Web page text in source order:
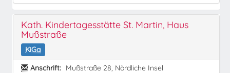
Kath. Kindertagesstätte St. Martin, Haus
Mußstraße
KiGa
Anschrift: Mußstraße 28, Nördliche Insel